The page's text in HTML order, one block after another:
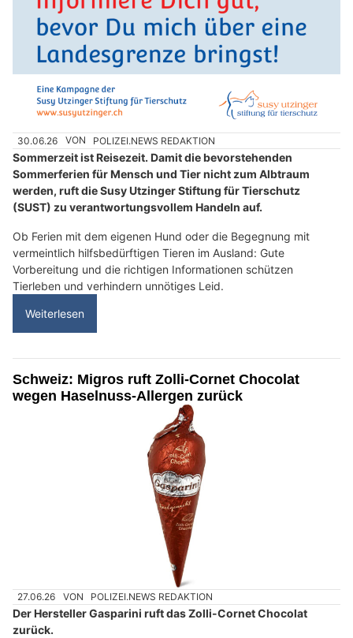
30.06.26 VON POLIZEI.NEWS REDAKTION
Sommerzeit ist Reisezeit. Damit die bevorstehenden
Sommerferien für Mensch und Tier nicht zum Albtraum
werden, ruft die Susy Utzinger Stiftung für Tierschutz
(SUST) zu verantwortungsvollem Handeln auf.
Ob Ferien mit dem eigenen Hund oder die Begegnung mit
vermeintlich hilfsbedürftigen Tieren im Ausland: Gute
Vorbereitung und die richtigen Informationen schützen
Tierleben und verhindern unnötiges Leid.
Weiterlesen
Schweiz: Migros ruft Zolli-Cornet Chocolat
wegen Haselnuss-Allergen zurück
27.06.26 VON POLIZEI.NEWS REDAKTION
Der Hersteller Gasparini ruft das Zolli-Cornet Chocolat
zurück.